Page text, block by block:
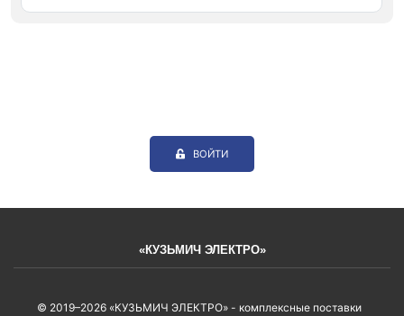
ВОЙТИ
«КУЗЬМИЧ ЭЛЕКТРО»
© 2019–2026 «КУЗЬМИЧ ЭЛЕКТРО» - комплексные поставки